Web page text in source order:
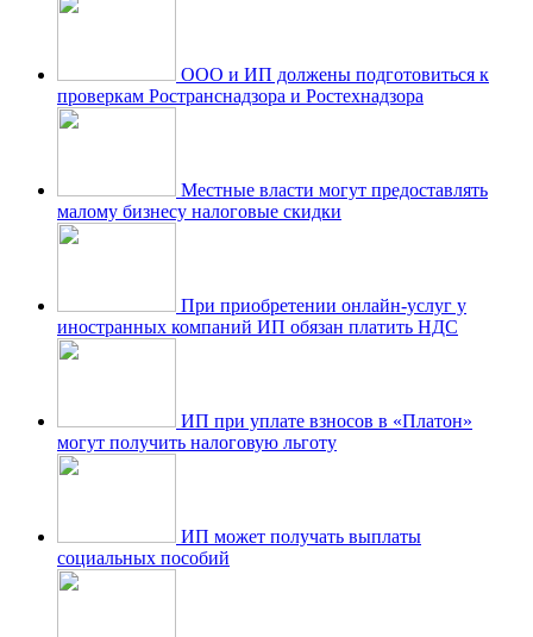
ООО и ИП должены подготовиться к
проверкам Ространснадзора и Ростехнадзора
Местные власти могут предоставлять
малому бизнесу налоговые скидки
При приобретении онлайн-услуг у
иностранных компаний ИП обязан платить НДС
ИП при уплате взносов в «Платон»
могут получить налоговую льготу
ИП может получать выплаты
социальных пособий